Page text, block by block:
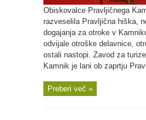
Obiskovalce Pravljičnega
razveselila Pravljična hiška,
dogajanja za otroke v
odvijale otroške delavnice,
ostali nastopi. Zavod za
Kamnik je lani ob zaprtju
Preberi več »